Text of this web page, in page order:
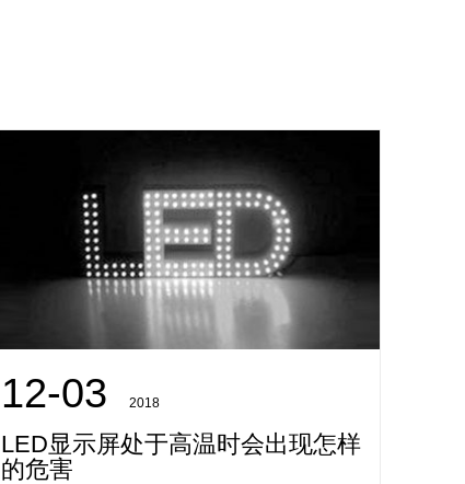
12-03 2018
LED显示屏处于高温时会出现怎样
的危害